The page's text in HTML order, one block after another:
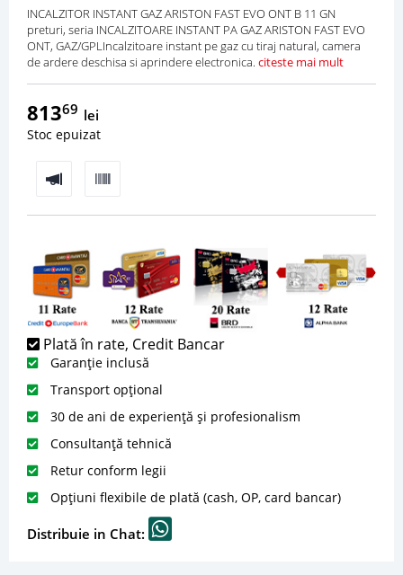
INCALZITOR INSTANT GAZ ARISTON FAST EVO ONT B 11 GN
preturi, seria INCALZITOARE INSTANT PA GAZ ARISTON FAST EVO
ONT, GAZ/GPLIncalzitoare instant pe gaz cu tiraj natural, camera
de ardere deschisa si aprindere electronica. citeste mai mult
81369 lei
Stoc epuizat
Plată în rate, Credit Bancar
Garanție inclusă
Transport opțional
30 de ani de experiență și profesionalism
Consultanță tehnică
Retur conform legii
Opțiuni flexibile de plată (cash, OP, card bancar)
Distribuie in Chat: